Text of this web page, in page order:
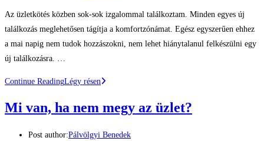
Az üzletkötés közben sok-sok izgalommal találkoztam. Minden egyes új
találkozás meglehetősen tágítja a komfortzónámat. Egész egyszerűen ehhez
a mai napig nem tudok hozzászokni, nem lehet hiánytalanul felkészülni egy
új találkozásra. …
Continue ReadingLégy résen
Mi van, ha nem megy az üzlet?
Post author:Pálvölgyi Benedek